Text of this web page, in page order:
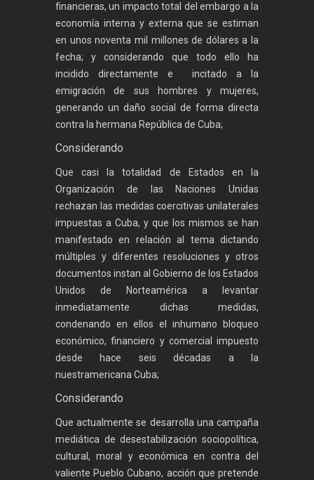
financieras, un impacto total del embargo a la
economía interna y externa que se estiman
en unos noventa mil millones de dólares a la
fecha; y considerando que todo ello ha
incidido directamente e incitado a la
emigración de sus hombres y mujeres,
generando un daño social de forma directa
contra la hermana República de Cuba;
Considerando
Que casi la totalidad de Estados en la
Organización de las Naciones Unidas
rechazan las medidas coercitivas unilaterales
impuestas a Cuba, y que los mismos se han
manifestado en relación al tema dictando
múltiples y diferentes resoluciones y otros
documentos instan al Gobierno de los Estados
Unidos de Norteamérica a levantar
inmediatamente dichas medidas,
condenando en ellos el inhumano bloqueo
económico, financiero y comercial impuesto
desde hace seis décadas a la
nuestramericana Cuba;
Considerando
Que actualmente se desarrolla una campaña
mediática de desestabilización sociopolítica,
cultural, moral y económica en contra del
valiente Pueblo Cubano, acción que pretende